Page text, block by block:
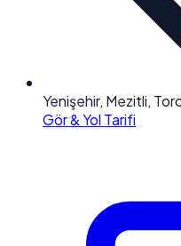
Yenişehir, Mezitli,
Gör & Yol Tarifi